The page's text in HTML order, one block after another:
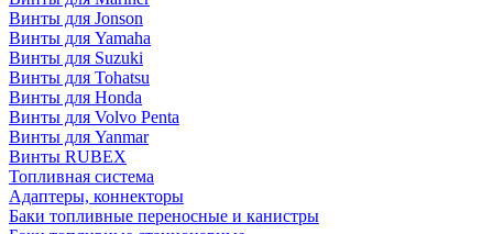
Винты для Jonson
Винты для Yamaha
Винты для Suzuki
Винты для Tohatsu
Винты для Honda
Винты для Volvo Penta
Винты для Yanmar
Винты RUBEX
Топливная система
Адаптеры, коннекторы
Баки топливные переносные и канистры